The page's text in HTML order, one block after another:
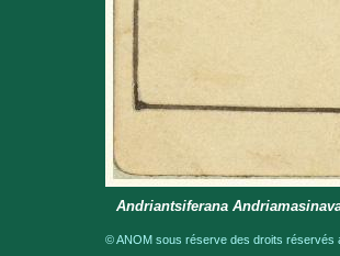
Andriantsiferana
© ANOM sous réserve des droits réservés